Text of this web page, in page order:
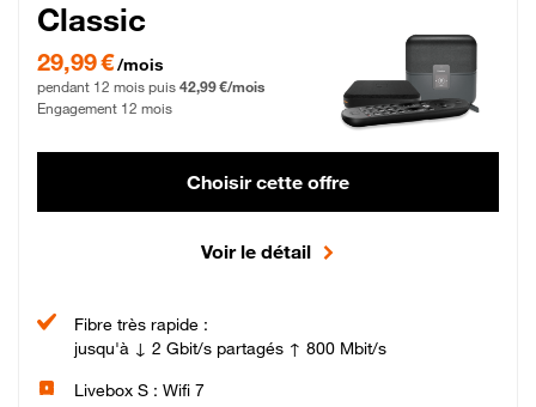
Classic
29,99 € par mois pendant 12 mois puis 42,99 € par mois, Engagement 12 mois
29,99 €/mois
pendant 12 mois puis 42,99 €/mois
Engagement 12 mois
Choisir cette offre
Voir le détail
Fibre très rapide :
jusqu'à ↓ 2 Gbit/s partagés ↑ 800 Mbit/s
Livebox S : Wifi 7